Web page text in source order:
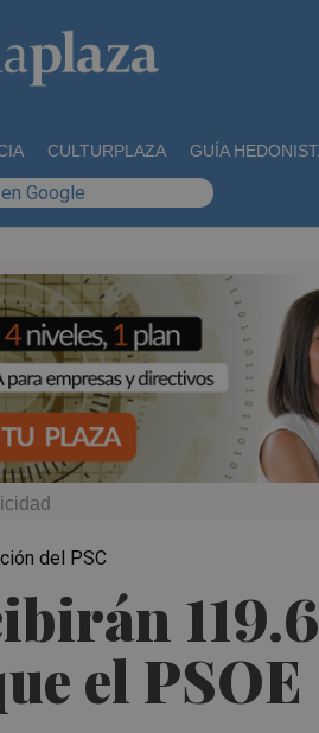
CULTURPLAZA GUÍA
Google
el PSOE
del PSC